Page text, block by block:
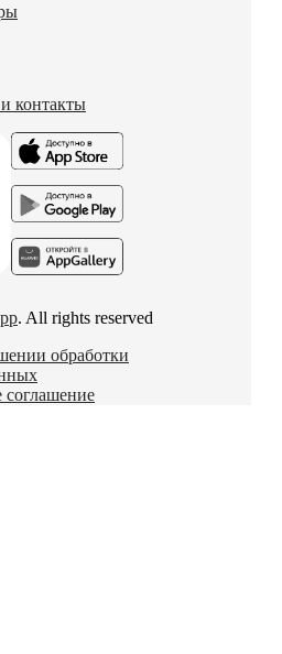
контакты
. All rights reserved
обработки
соглашение